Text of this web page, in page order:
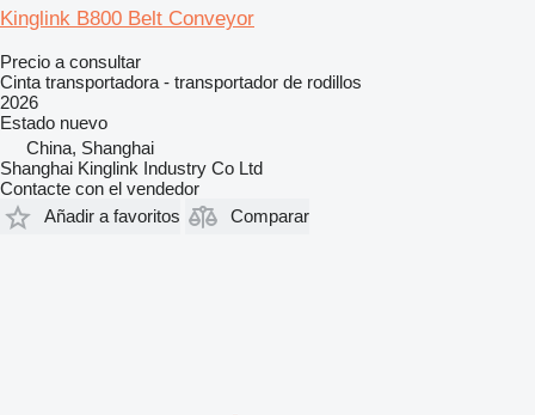
Kinglink B800 Belt Conveyor
Precio a consultar
Cinta transportadora - transportador de rodillos
2026
Estado nuevo
China, Shanghai
Shanghai Kinglink Industry Co Ltd
Contacte con el vendedor
Añadir a favoritos
Comparar